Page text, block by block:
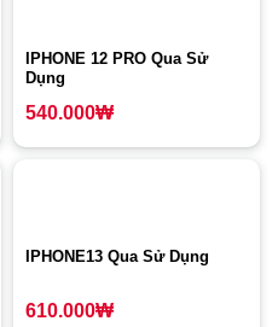
IPHONE 12 PRO Qua Sử
Dụng
540.000₩
IPHONE13 Qua Sử Dụng
610.000₩